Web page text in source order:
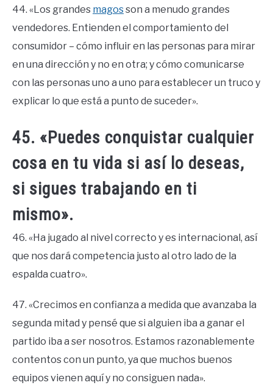
44. «Los grandes magosson a menudo grandes
vendedores. Entienden el comportamiento del
consumidor – cómo influir en las personas para mirar
en una dirección y no en otra; y cómo comunicarse
con las personas uno a uno para establecer un truco y
explicar lo que está a punto de suceder».
45. «Puedes conquistar cualquier
cosa en tu vida si así lo deseas,
si sigues trabajando en ti
mismo».
46. «Ha jugado al nivel correcto y es internacional, así
que nos dará competencia justo al otro lado de la
espalda cuatro».
47. «Crecimos en confianza a medida que avanzaba la
segunda mitad y pensé que si alguien iba a ganar el
partido iba a ser nosotros. Estamos razonablemente
contentos con un punto, ya que muchos buenos
equipos vienen aquí y no consiguen nada».